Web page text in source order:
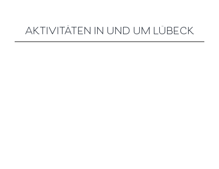
AKTIVITÄTEN IN UND UM LÜBECK